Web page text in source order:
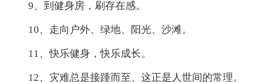
9、到健身房，刷存在感。
10、走向户外、绿地、阳光、沙滩。
11、快乐健身，快乐成长。
12、灾难总是接踵而至、这正是人世间的常理。